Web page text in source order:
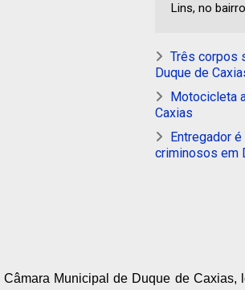
Lins, no
Três corpos
Duque de
Motocicleta
Caxias
Entregador
criminosos em
Câmara Municipal de Duque de